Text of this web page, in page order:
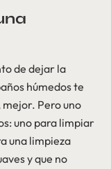
de dejar la
húmedos te
mejor. Pero uno
uno para limpiar
una limpieza
y que no